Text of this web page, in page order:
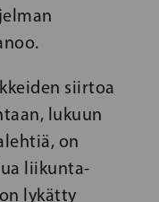
siirtoa
lukuun
on
liikunta-
lykätty